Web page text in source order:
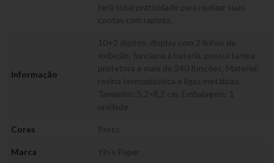
terá total praticidade para realizar suas
contas com rapizez.
Informação
10+2 dígitos, display com 2 linhas de
exibição, funciona à bateria, possui tampa
protetora e mais de 240 funções, Material:
resina termoplástica e ligas metálicas,
Tamanho: 5,2×8,2 cm, Embalagem: 1
unidade.
Cores Preto
Marca Yin's Paper